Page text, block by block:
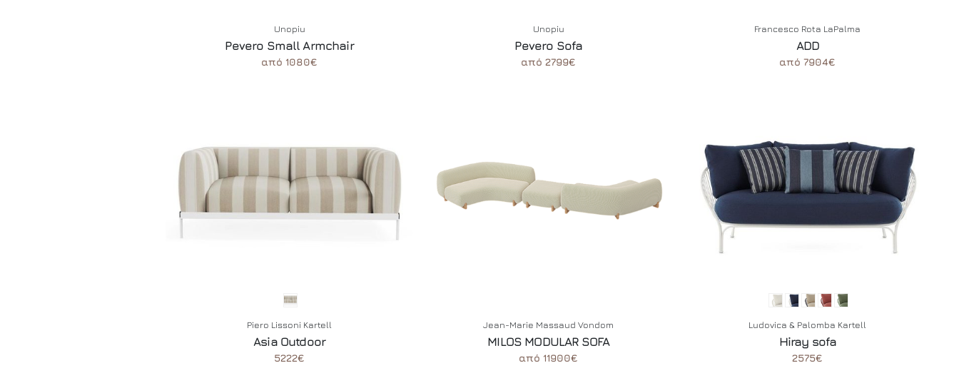
Unopiu
Pevero Small Armchair
από 1080€
Unopiu
Pevero Sofa
από 2799€
Francesco Rota LaPalma
ADD
από 7904€
Piero Lissoni Kartell
Asia Outdoor
5222€
Jean-Marie Massaud Vondom
MILOS MODULAR SOFA
από 11900€
Ludovica & Palomba Kartell
Hiray sofa
2575€